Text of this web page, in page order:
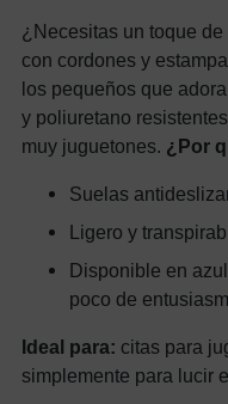
¿Necesitas un toque
con cordones y
los pequeños que
y poliuretano
muy juguetones. ¿Por
Suelas
Ligero y
Disponible en
poco de
Ideal para: citas para
simplemente para lucir